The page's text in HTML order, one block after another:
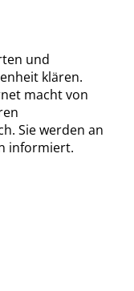
und
klären.
macht von
Sie werden an
informiert.